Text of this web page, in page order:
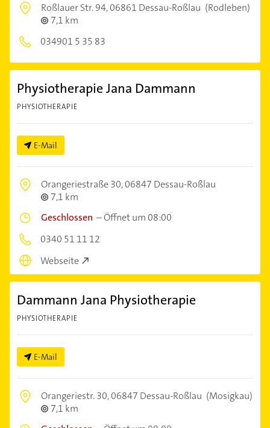
Roßlauer Str. 94,06861 Dessau-Roßlau (Rodleben)
7,1 km
034901 5 35 83
Physiotherapie Jana Dammann
PHYSIOTHERAPIE
E-Mail
Orangeriestraße 30,06847 Dessau-Roßlau
7,1 km
Geschlossen –Öffnet um 08:00
0340 51 11 12
Webseite
Dammann Jana Physiotherapie
PHYSIOTHERAPIE
E-Mail
Orangeriestr. 30,06847 Dessau-Roßlau (Mosigkau)
7,1 km